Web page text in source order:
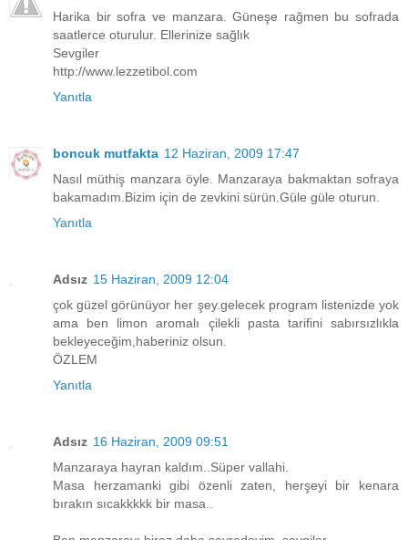
Harika bir sofra ve manzara. Güneşe rağmen bu sofrada
saatlerce oturulur. Ellerinize sağlık
Sevgiler
http://www.lezzetibol.com
Yanıtla
boncuk mutfakta 12 Haziran, 2009 17:47
Nasıl müthiş manzara öyle. Manzaraya bakmaktan sofraya
bakamadım.Bizim için de zevkini sürün.Güle güle oturun.
Yanıtla
Adsız 15 Haziran, 2009 12:04
çok güzel görünüyor her şey.gelecek program listenizde yok
ama ben limon aromalı çilekli pasta tarifini sabırsızlıkla
bekleyeceğim,haberiniz olsun.
ÖZLEM
Yanıtla
Adsız 16 Haziran, 2009 09:51
Manzaraya hayran kaldım..Süper vallahi.
Masa herzamanki gibi özenli zaten, herşeyi bir kenara
bırakın sıcakkkkk bir masa..